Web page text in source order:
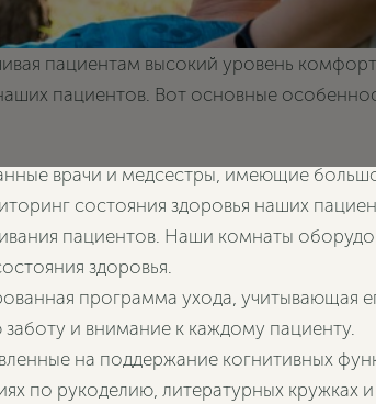
пациентам высокий уровень
пациентов. Вот основные
врачи и медсестры, имеющие
состояния здоровья наших
пациентов. Наши комнаты
здоровья.
программа ухода, учитывающая
и внимание к каждому пациенту.
на поддержание когнитивных
по рукоделию, литературных кружках и